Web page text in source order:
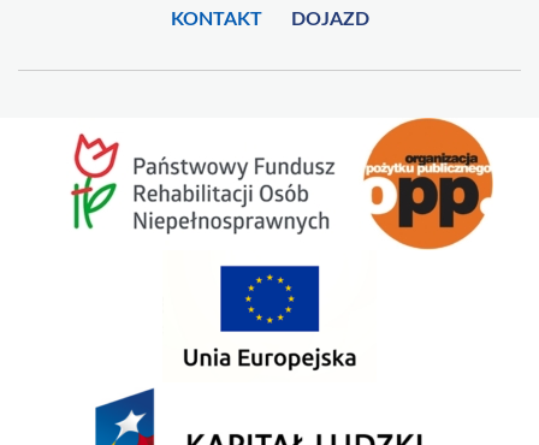
KONTAKT DOJAZD